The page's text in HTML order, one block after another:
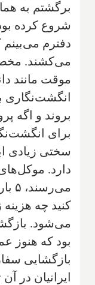
برگشتم به
شروع کرده
دفترم
می‌کشند.
موقت مانند
انگشت‌نگاری
بروند و اگه
برای
سختی زیادی
دارد.
کنید چه
می‌شود.
بود که هنوز
بازگشایی
ایرانیان در